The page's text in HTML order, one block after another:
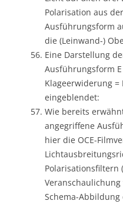
Polarisation aus
Ausführungsform
die (Leinwand-)
Eine Darstellung
Ausführungsform
Klageerwiderung =
eingeblendet:
Wie bereits
angegriffene
hier die OCE-
Polarisationsfiltern
Schema-